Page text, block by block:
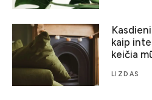
kaip
keičia
LIZDAS